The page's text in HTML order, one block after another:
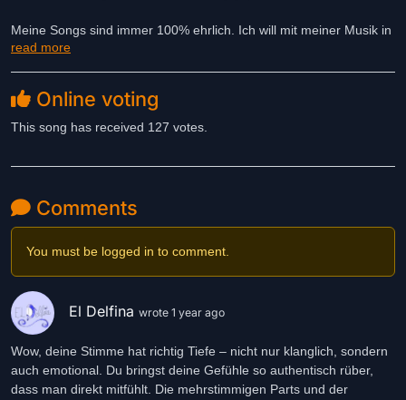
Meine Songs sind immer 100% ehrlich. Ich will mit meiner Musik in
Worte fassen, was andere vielleicht nicht aussprechen können.
aber irgendwann Mitmusiker zu finden.
ihn und das Gefühl ein. Nehmt Teil an meinem Herzen, wenn es
read more
Online voting
This song has received 127 votes.
Comments
You must be logged in to comment.
El Delfina wrote 1 year ago
Wow, deine Stimme hat richtig Tiefe – nicht nur klanglich, sondern
auch emotional. Du bringst deine Gefühle so authentisch rüber,
dass man direkt mitfühlt. Die mehrstimmigen Parts und der